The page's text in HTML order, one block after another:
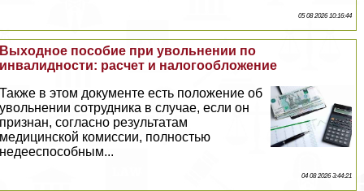
05 08 2026 10:16:44
Выходное пособие при увольнении по
инвалидности: расчет и налогообложение
Также в этом документе есть положение об
увольнении сотрудника в случае, если он
признан, согласно результатам
медицинской комиссии, полностью
недееспособным...
04 08 2026 3:44:21